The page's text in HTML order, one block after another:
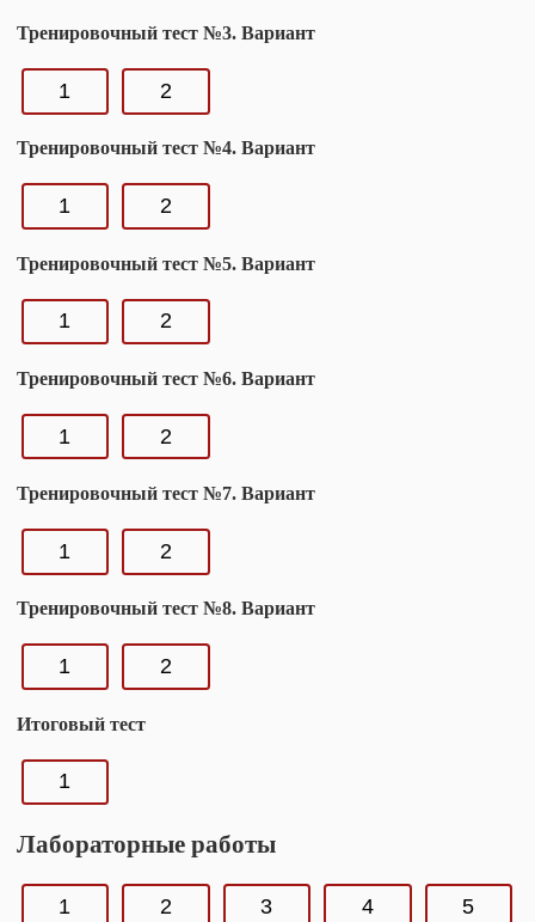
Тренировочный тест №3. Вариант
1 2
Тренировочный тест №4. Вариант
1 2
Тренировочный тест №5. Вариант
1 2
Тренировочный тест №6. Вариант
1 2
Тренировочный тест №7. Вариант
1 2
Тренировочный тест №8. Вариант
1 2
Итоговый тест
1
Лабораторные работы
1 2 3 4 5